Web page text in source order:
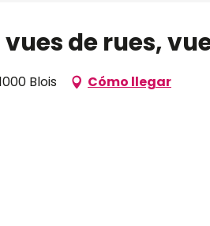
de rues,
Blois Cómo llegar